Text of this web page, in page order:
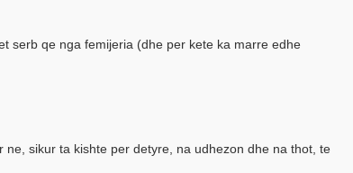
serb qe nga femijeria (dhe per kete ka marre edhe
sikur ta kishte per detyre, na udhezon dhe na thot, te